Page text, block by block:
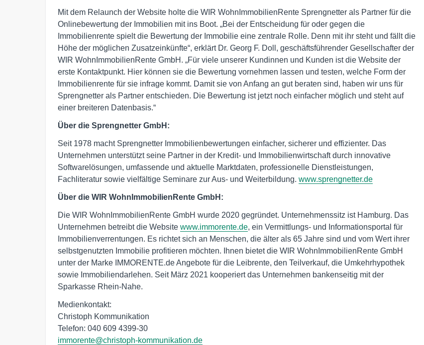
Mit dem Relaunch der Website holte die WIR WohnImmobilienRente Sprengnetter als Partner für die
Onlinebewertung der Immobilien mit ins Boot. „Bei der Entscheidung für oder gegen die
Immobilienrente spielt die Bewertung der Immobilie eine zentrale Rolle. Denn mit ihr steht und fällt die
Höhe der möglichen Zusatzeinkünfte“, erklärt Dr. Georg F. Doll, geschäftsführender Gesellschafter der
WIR WohnImmobilienRente GmbH. „Für viele unserer Kundinnen und Kunden ist die Website der
erste Kontaktpunkt. Hier können sie die Bewertung vornehmen lassen und testen, welche Form der
Immobilienrente für sie infrage kommt. Damit sie von Anfang an gut beraten sind, haben wir uns für
Sprengnetter als Partner entschieden. Die Bewertung ist jetzt noch einfacher möglich und steht auf
einer breiteren Datenbasis.“
Über die Sprengnetter GmbH:
Seit 1978 macht Sprengnetter Immobilienbewertungen einfacher, sicherer und effizienter. Das
Unternehmen unterstützt seine Partner in der Kredit- und Immobilienwirtschaft durch innovative
Softwarelösungen, umfassende und aktuelle Marktdaten, professionelle Dienstleistungen,
Fachliteratur sowie vielfältige Seminare zur Aus- und Weiterbildung. www.sprengnetter.de
Über die WIR WohnImmobilienRente GmbH:
Die WIR WohnImmobilienRente GmbH wurde 2020 gegründet. Unternehmenssitz ist Hamburg. Das
Unternehmen betreibt die Website www.immorente.de, ein Vermittlungs- und Informationsportal für
Immobilienverrentungen. Es richtet sich an Menschen, die älter als 65 Jahre sind und vom Wert ihrer
selbstgenutzten Immobilie profitieren möchten. Ihnen bietet die WIR WohnImmobilienRente GmbH
unter der Marke IMMORENTE.de Angebote für die Leibrente, den Teilverkauf, die Umkehrhypothek
sowie Immobiliendarlehen. Seit März 2021 kooperiert das Unternehmen bankenseitig mit der
Sparkasse Rhein-Nahe.
Medienkontakt:
Christoph Kommunikation
immorente@christoph-kommunikation.de